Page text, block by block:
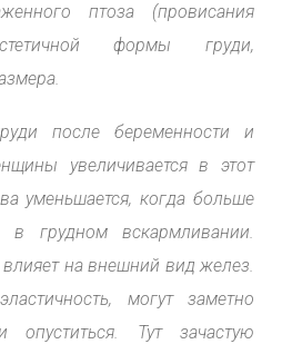
птоза (провисания
формы груди,
после беременности и
увеличивается в этот
уменьшается, когда больше
в грудном вскармливании.
влияет на внешний вид желез.
могут заметно
опуститься. Тут зачастую